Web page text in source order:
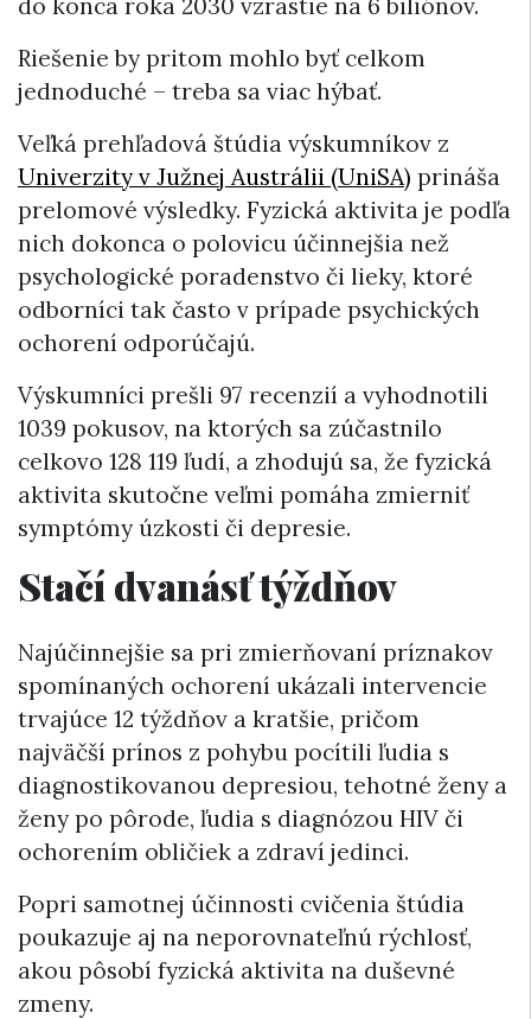
do konca roka 2030 vzrastie na 6 biliónov.
Riešenie by pritom mohlo byť celkom
jednoduché – treba sa viac hýbať.
Veľká prehľadová štúdia výskumníkov z
Univerzity v Južnej Austrálii (UniSA) prináša
prelomové výsledky. Fyzická aktivita je podľa
nich dokonca o polovicu účinnejšia než
psychologické poradenstvo či lieky, ktoré
odborníci tak často v prípade psychických
ochorení odporúčajú.
Výskumníci prešli 97 recenzií a vyhodnotili
1039 pokusov, na ktorých sa zúčastnilo
celkovo 128 119 ľudí, a zhodujú sa, že fyzická
aktivita skutočne veľmi pomáha zmierniť
symptómy úzkosti či depresie.
Stačí dvanásť týždňov
Najúčinnejšie sa pri zmierňovaní príznakov
spomínaných ochorení ukázali intervencie
trvajúce 12 týždňov a kratšie, pričom
najväčší prínos z pohybu pocítili ľudia s
diagnostikovanou depresiou, tehotné ženy a
ženy po pôrode, ľudia s diagnózou HIV či
ochorením obličiek a zdraví jedinci.
Popri samotnej účinnosti cvičenia štúdia
poukazuje aj na neporovnateľnú rýchlosť,
akou pôsobí fyzická aktivita na duševné
zmeny.